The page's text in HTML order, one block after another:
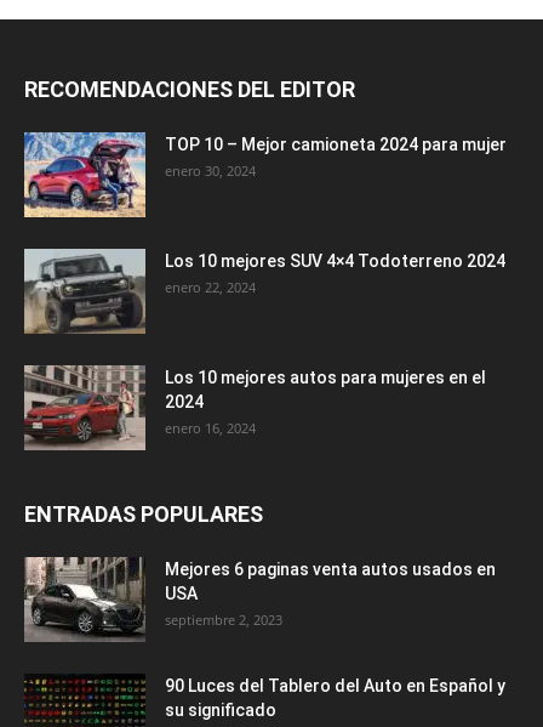
RECOMENDACIONES DEL EDITOR
TOP 10 – Mejor camioneta 2024 para mujer
enero 30, 2024
Los 10 mejores SUV 4×4 Todoterreno 2024
enero 22, 2024
Los 10 mejores autos para mujeres en el
2024
enero 16, 2024
ENTRADAS POPULARES
Mejores 6 paginas venta autos usados en
USA
septiembre 2, 2023
90 Luces del Tablero del Auto en Español y
su significado